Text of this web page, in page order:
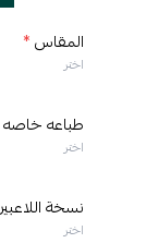
المقاس*
اختر
طباعه خاصه
اختر
نسخة
اختر